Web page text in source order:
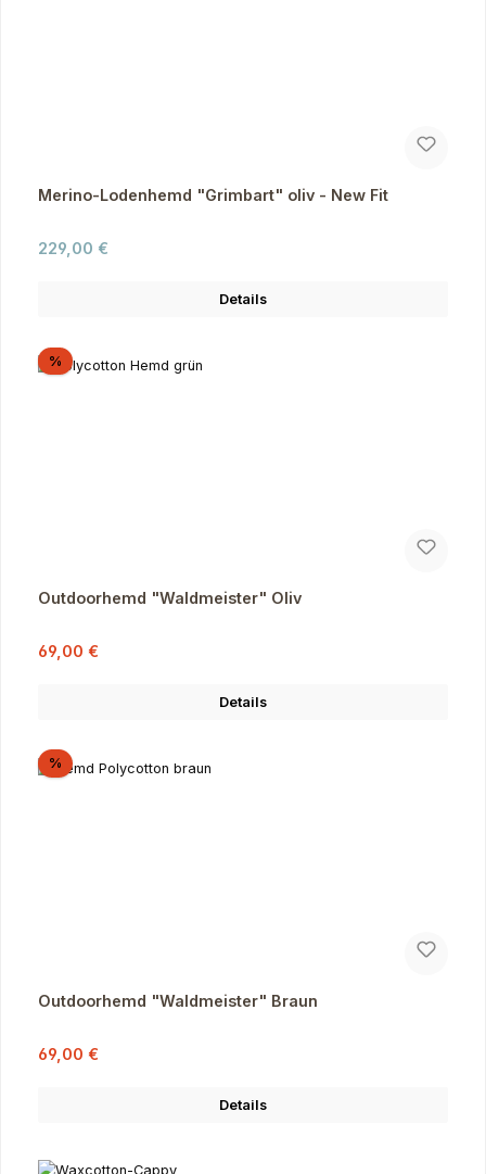
Merino-Lodenhemd "Grimbart" oliv - New Fit
Regulärer Preis:
229,00 €
Details
%Rabatt
Outdoorhemd "Waldmeister" Oliv
Verkaufspreis:
69,00 €
Details
%Rabatt
Outdoorhemd "Waldmeister" Braun
Verkaufspreis:
69,00 €
Details